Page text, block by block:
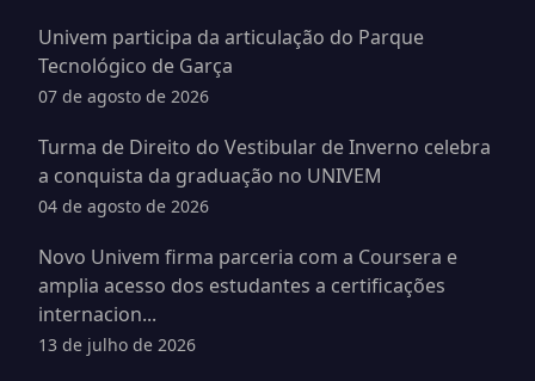
Univem participa da articulação do Parque
Tecnológico de Garça
07 de agosto de 2026
Turma de Direito do Vestibular de Inverno celebra
a conquista da graduação no UNIVEM
04 de agosto de 2026
Novo Univem firma parceria com a Coursera e
amplia acesso dos estudantes a certificações
internacion...
13 de julho de 2026